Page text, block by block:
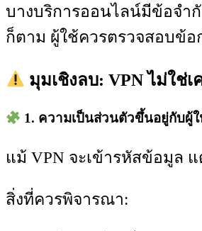
บางบริการออนไลน์มีข้อจำ
ก็ตาม ผู้ใช้ควรตรวจสอบข้
มุมเชิงลบ: VPN ไม่ใช่
1. ความเป็นส่วนตัวขึ้นอยู่กับผู้ใ
แม้ VPN จะเข้ารหัสข้อมูล
สิ่งที่ควรพิจารณา: